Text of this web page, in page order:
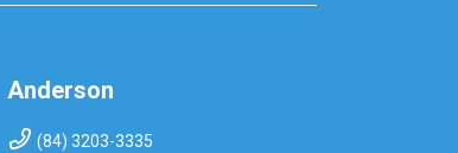
Anderson
(84) 3203-3335